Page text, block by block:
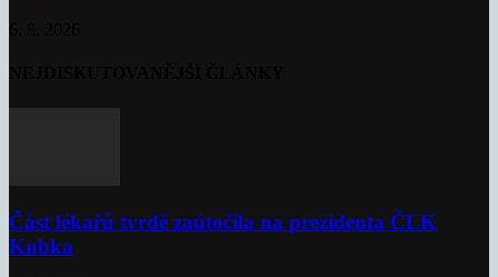
Část lékařů tvrdě zaútočila na prezidenta ČLK
Kubka